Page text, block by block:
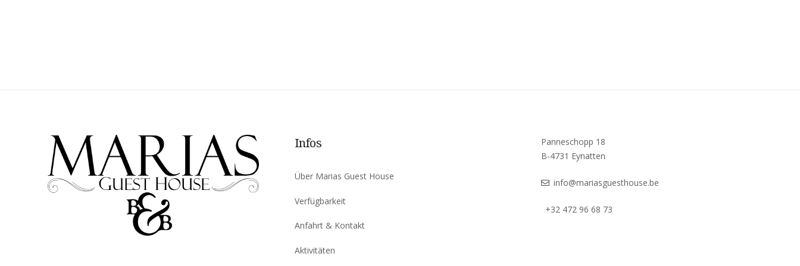
Infos
Über Marias Guest House
Verfügbarkeit
Anfahrt & Kontakt
Aktivitäten
Panneschopp 18
B-4731 Eynatten
info@mariasguesthouse.be
+32 472 96 68 73